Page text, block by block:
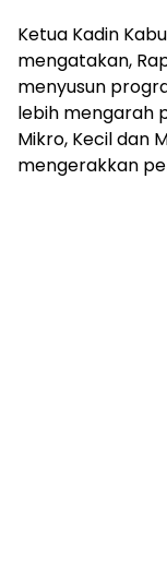
Ketua Kadin
mengatakan,
menyusun
lebih mengarah
Mikro, Kecil dan
mengerakkan